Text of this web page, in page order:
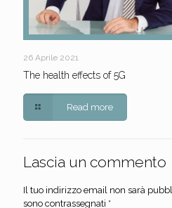
26 Aprile 2021
The health effects of 5G
Read more
Lascia un commento
Il tuo indirizzo email non sarà
sono contrassegnati *